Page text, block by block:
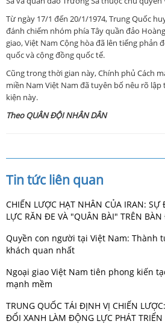
Từ ngày 17/1 đến 20/1/1974, Trung Quốc
đánh chiếm nhóm phía Tây quần đảo
giao, Việt Nam Cộng hòa đã lên tiếng phản
quốc và cộng đồng quốc tế.
Cũng trong thời gian này, Chính phủ Cách
miền Nam Việt Nam đã tuyên bố nêu rõ
kiện này.
Theo QUÂN ĐỘI NHÂN DÂN
Tin tức liên quan
CHIẾN LƯỢC HẠT NHÂN CỦA IRAN:
LỰC RĂN ĐE VÀ "QUÂN BÀI" TRÊN
Quyền con người tại Việt Nam: Thành
khách quan nhất
Ngoại giao Việt Nam tiên phong kiến
mạnh mềm
TRUNG QUỐC TÁI ĐỊNH VỊ CHIẾN
ĐỔI XANH LÀM ĐỘNG LỰC PHÁT